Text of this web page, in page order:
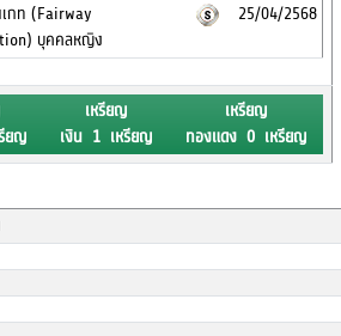
กท (Fairway
บุคคลหญิง
25/04/2568
ยญ
เหรียญ
เงิน 1 เหรียญ
เหรียญ
ทองแดง 0 เหรียญ